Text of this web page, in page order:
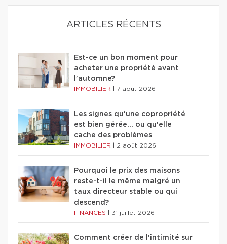
ARTICLES RÉCENTS
Est-ce un bon moment pour
acheter une propriété avant
l'automne?
IMMOBILIER 7 août 2026
Les signes qu'une copropriété
est bien gérée… ou qu'elle
cache des problèmes
IMMOBILIER 2 août 2026
Pourquoi le prix des maisons
reste-t-il le même malgré un
taux directeur stable ou qui
descend?
FINANCES 31 juillet 2026
Comment créer de l'intimité sur